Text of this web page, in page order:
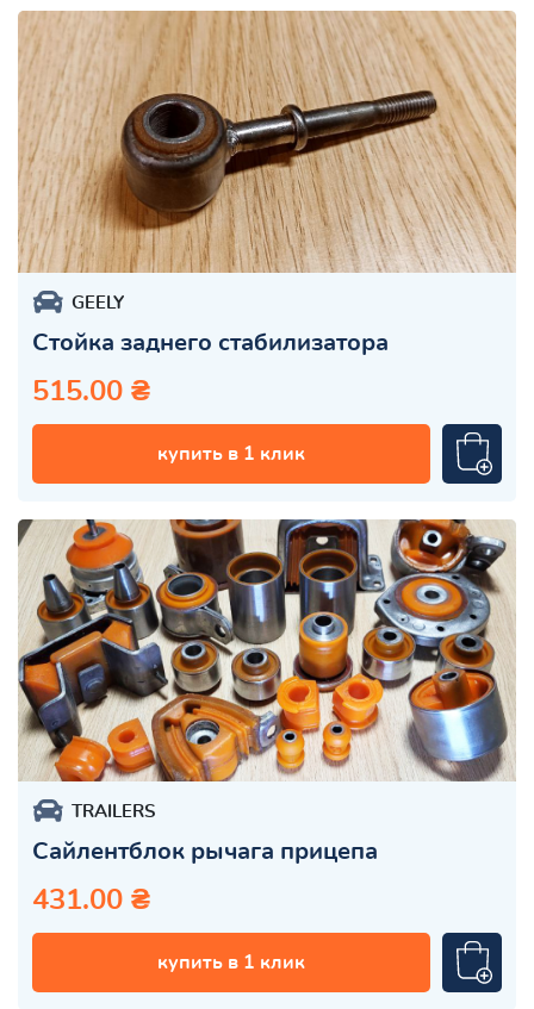
GEELY
Стойка заднего стабилизатора
515.00 ₴
купить в 1 клик
TRAILERS
Сайлентблок рычага прицепа
431.00 ₴
купить в 1 клик